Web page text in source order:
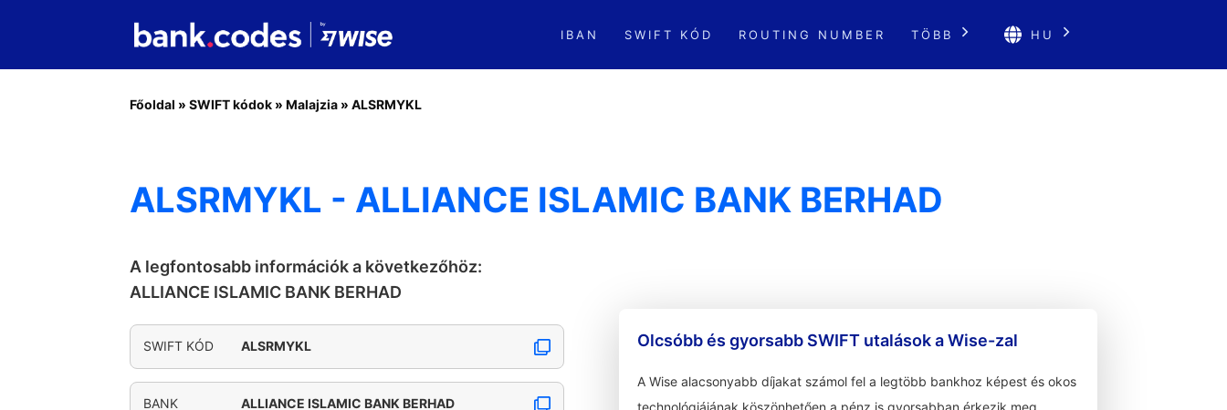
IBAN SWIFT KÓD ROUTING NUMBER TÖBB HU
Főoldal » SWIFT kódok » Malajzia » ALSRMYKL
ALSRMYKL - ALLIANCE ISLAMIC BANK BERHAD
A legfontosabb információk a következőhöz:
ALLIANCE ISLAMIC BANK BERHAD
SWIFT KÓD ALSRMYKL
BANK ALLIANCE ISLAMIC BANK BERHAD
Olcsóbb és gyorsabb SWIFT utalások a Wise-zal
A Wise alacsonyabb díjakat számol fel a legtöbb bankhoz képest és okos
technológiájának köszönhetően a pénz is gyorsabban érkezik meg.